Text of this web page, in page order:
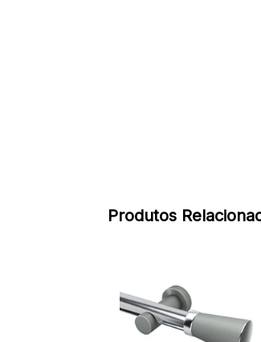
Produtos